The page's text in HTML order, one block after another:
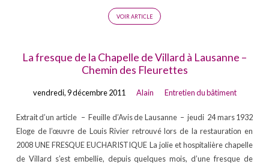
VOIR ARTICLE
La fresque de la Chapelle de Villard à Lausanne –
Chemin des Fleurettes
vendredi, 9 décembre 2011 Alain Entretien du bâtiment
Extrait d’un article – Feuille d’Avis de Lausanne – jeudi 24 mars 1932
Eloge de l’œuvre de Louis Rivier retrouvé lors de la restauration en
2008 UNE FRESQUE EUCHARISTIQUE La jolie et hospitalière chapelle
de Villard s’est embellie, depuis quelques mois, d’une fresque de